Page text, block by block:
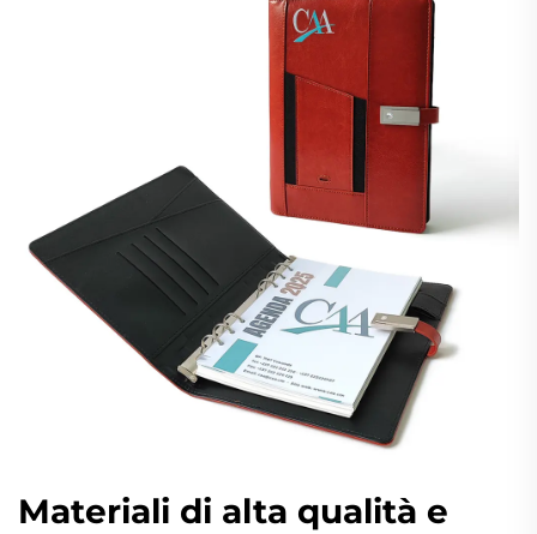
Materiali di alta qualità e